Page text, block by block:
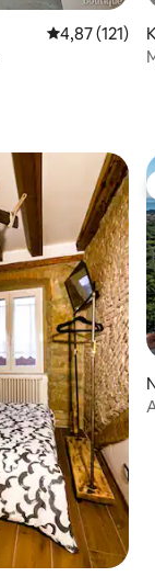
Vidutinis
4,87 (121)